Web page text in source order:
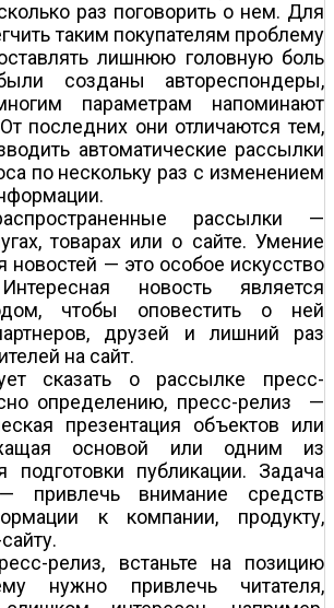
раз поговорить о нем. Для
таким покупателям проблему
лишнюю головную боль
созданы автореспондеры,
параметрам напоминают
последних они отличаются тем,
автоматические рассылки
по нескольку раз с изменением
рассылки —
товарах или о сайте. Умение
новостей — это особое искусство
новость является
чтобы оповестить о ней
друзей и лишний раз
на сайт.
сказать о рассылке пресс-
определению, пресс-релиз —
презентация объектов или
основой или одним из
подготовки публикации. Задача
привлечь внимание средств
к компании, продукту,
релиз, встаньте на позицию
нужно привлечь читателя,